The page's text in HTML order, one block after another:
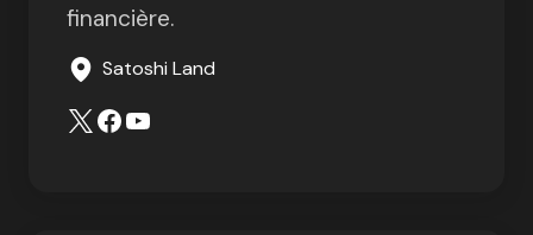
financière.
Satoshi Land